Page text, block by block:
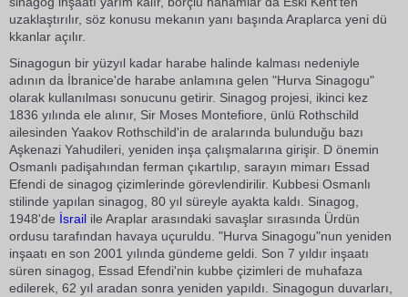
uzaklaştırılır, söz konusu mekanın yanı başında Araplarca yeni dü
kkanlar açılır.
Sinagogun bir yüzyıl kadar harabe halinde kalması nedeniyle
adının da İbranice'de harabe anlamına gelen "Hurva Sinagogu"
olarak kullanılması sonucunu getirir. Sinagog projesi, ikinci kez
1836 yılında ele alınır, Sir Moses Montefiore, ünlü Rothschild
ailesinden Yaakov Rothschild'in de aralarında bulunduğu bazı
Aşkenazi Yahudileri, yeniden inşa çalışmalarına girişir. D önemin
Osmanlı padişahından ferman çıkartılıp, sarayın mimarı Essad
Efendi de sinagog çizimlerinde görevlendirilir. Kubbesi Osmanlı
stilinde yapılan sinagog, 80 yıl süreyle ayakta kaldı. Sinagog,
1948'de İsrail ile Araplar arasındaki savaşlar sırasında Ürdün
ordusu tarafından havaya uçuruldu. "Hurva Sinagogu"nun yeniden
inşaatı en son 2001 yılında gündeme geldi. Son 7 yıldır inşaatı
süren sinagog, Essad Efendi'nin kubbe çizimleri de muhafaza
edilerek, 62 yıl aradan sonra yeniden yapıldı. Sinagogun duvarları,